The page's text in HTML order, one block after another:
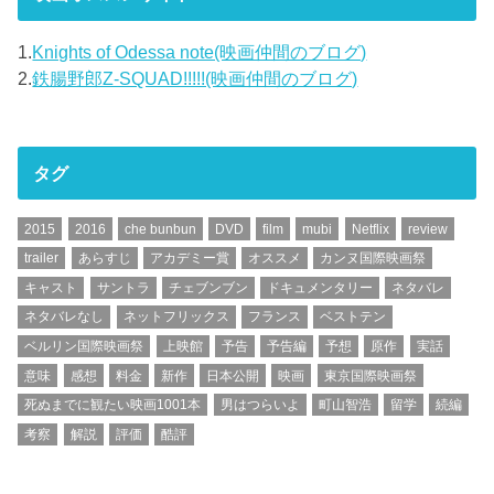
1.Knights of Odessa note(映画仲間のブログ)
2.鉄腸野郎Z-SQUAD!!!!!(映画仲間のブログ)
タグ
2015 2016 che bunbun DVD film mubi Netflix
review
trailer
あらすじ アカデミー賞 オススメ
カンヌ国際映画祭
キャスト
サントラ チェブンブン ドキュメンタリー
ネタバレ
ネタバレなし
ネットフリックス フランス
ベストテン
ベルリン国際映画祭
上映館 予告 予告編 予想 原作
実話
意味
感想 料金 新作 日本公開 映画
東京国際映画祭
死ぬまでに観たい映画1001本
男はつらいよ 町山智浩 留学
続編
考察
解説 評価 酷評